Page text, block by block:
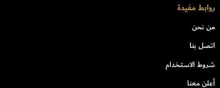
روابط مفيدة
من نحن
اتصل بنا
شروط الاستخدام
أعلن معنا